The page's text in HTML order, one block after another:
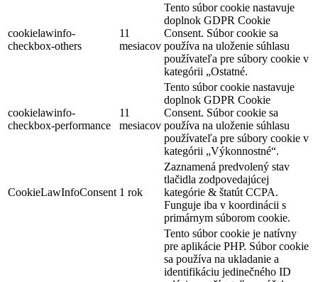
cookielawinfo-
checkbox-others
11
mesiacov
Tento súbor cookie nastavuje
doplnok GDPR Cookie
Consent. Súbor cookie sa
používa na uloženie súhlasu
používateľa pre súbory cookie v
kategórii „Ostatné.
cookielawinfo-
checkbox-performance
11
mesiacov
Tento súbor cookie nastavuje
doplnok GDPR Cookie
Consent. Súbor cookie sa
používa na uloženie súhlasu
používateľa pre súbory cookie v
kategórii „Výkonnostné“.
CookieLawInfoConsent 1 rok
Zaznamená predvolený stav
tlačidla zodpovedajúcej
kategórie & štatút CCPA.
Funguje iba v koordinácii s
primárnym súborom cookie.
Tento súbor cookie je natívny
pre aplikácie PHP. Súbor cookie
sa používa na ukladanie a
identifikáciu jedinečného ID